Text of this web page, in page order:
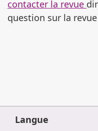
contacter la revue
question sur la
Langue